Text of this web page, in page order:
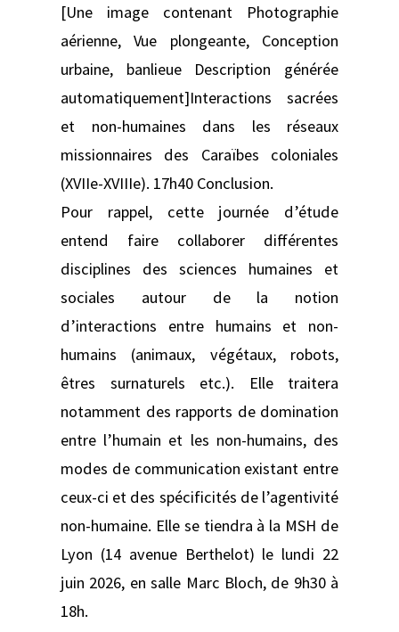
[Une image contenant Photographie
aérienne, Vue plongeante, Conception
urbaine, banlieue Description générée
automatiquement]Interactions sacrées
et non-humaines dans les réseaux
missionnaires des Caraïbes coloniales
(XVIIe-XVIIIe). 17h40 Conclusion.
Pour rappel, cette journée d’étude
entend faire collaborer différentes
disciplines des sciences humaines et
sociales autour de la notion
d’interactions entre humains et non-
humains (animaux, végétaux, robots,
êtres surnaturels etc.). Elle traitera
notamment des rapports de domination
entre l’humain et les non-humains, des
modes de communication existant entre
ceux-ci et des spécificités de l’agentivité
non-humaine. Elle se tiendra à la MSH de
Lyon (14 avenue Berthelot) le lundi 22
juin 2026, en salle Marc Bloch, de 9h30 à
18h.